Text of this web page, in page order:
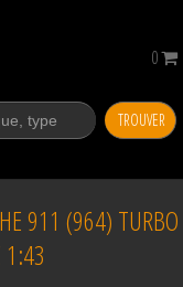
TROUVER
0
911 (964) TURBO
1:43